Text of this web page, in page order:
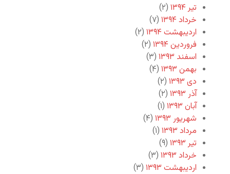
تیر ۱۳۹۴
(۲)
خرداد ۱۳۹۴
(۷)
اردیبهشت ۱۳۹۴
(۲)
فروردین ۱۳۹۴
(۲)
اسفند ۱۳۹۳
(۳)
بهمن ۱۳۹۳
(۴)
دی ۱۳۹۳
(۲)
آذر ۱۳۹۳
(۲)
آبان ۱۳۹۳
(۱)
شهریور ۱۳۹۳
(۴)
مرداد ۱۳۹۳
(۱)
تیر ۱۳۹۳
(۹)
خرداد ۱۳۹۳
(۳)
اردیبهشت ۱۳۹۳
(۳)